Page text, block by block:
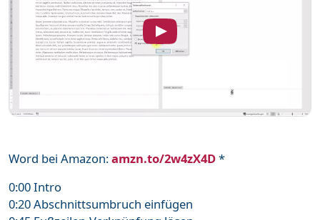
Word bei Amazon:amzn.to/2w4zX4D*
0:00 Intro
0:20 Abschnittsumbruch einfügen